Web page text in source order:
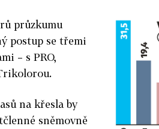
průzkumu
postup se třemi
– s PRO,
na křesla by
sněmovně